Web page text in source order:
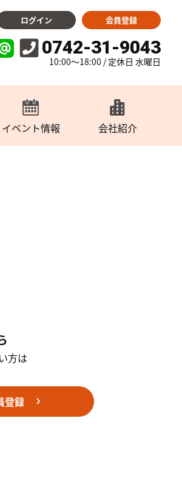
ログイン 会員登録
0742-31-9043
10:00～18:00 / 定休日 水曜日
イベント情報 会社紹介
方は
登録